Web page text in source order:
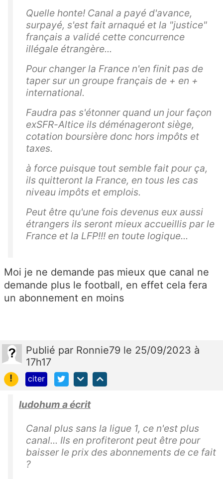
Quelle honte! Canal a payé d'avance,
surpayé, s'est fait arnaqué et la "justice"
français a validé cette concurrence
illégale étrangère...
Pour changer la France n'en finit pas de
taper sur un groupe français de + en +
international.
Faudra pas s'étonner quand un jour façon
exSFR-Altice ils déménageront siège,
cotation boursière donc hors impôts et
taxes.
à force puisque tout semble fait pour ça,
ils quitteront la France, en tous les cas
niveau impôts et emplois.
Peut être qu'une fois devenus eux aussi
étrangers ils seront mieux accueillis par le
France et la LFP!!! en toute logique...
Moi je ne demande pas mieux que canal ne
demande plus le football, en effet cela fera
un abonnement en moins
Publié par Ronnie79 le 25/09/2023 à
17h17
!
citer
ludohum a écrit
Canal plus sans la ligue 1, ce n'est plus
canal... Ils en profiteront peut être pour
baisser le prix des abonnements de ce fait
?